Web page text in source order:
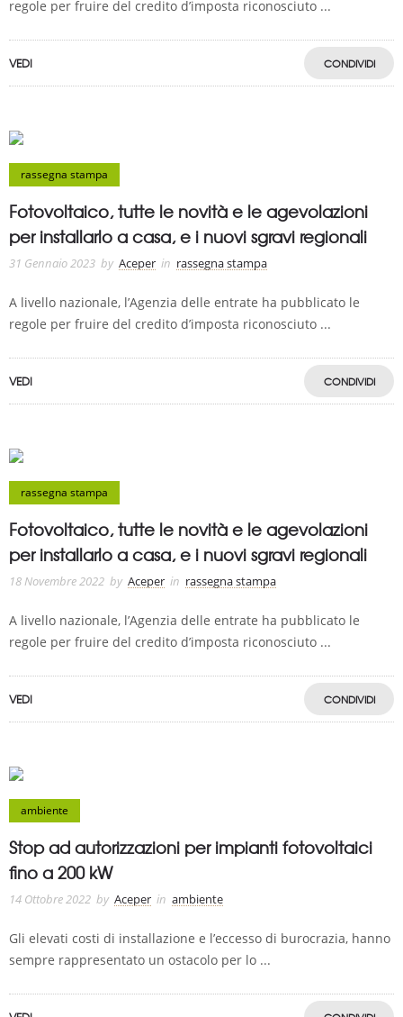
regole per fruire del credito d’imposta riconosciuto ...
VEDI CONDIVIDI
rassegna stampa
Fotovoltaico, tutte le novità e le agevolazioni
per installarlo a casa, e i nuovi sgravi regionali
31 Gennaio 2023 by Aceper in rassegna stampa
A livello nazionale, l’Agenzia delle entrate ha pubblicato le
regole per fruire del credito d’imposta riconosciuto ...
VEDI CONDIVIDI
rassegna stampa
Fotovoltaico, tutte le novità e le agevolazioni
per installarlo a casa, e i nuovi sgravi regionali
18 Novembre 2022 by Aceper in rassegna stampa
A livello nazionale, l’Agenzia delle entrate ha pubblicato le
regole per fruire del credito d’imposta riconosciuto ...
VEDI CONDIVIDI
ambiente
Stop ad autorizzazioni per impianti fotovoltaici
fino a 200 kW
14 Ottobre 2022 by Aceper in ambiente
Gli elevati costi di installazione e l’eccesso di burocrazia, hanno
sempre rappresentato un ostacolo per lo ...